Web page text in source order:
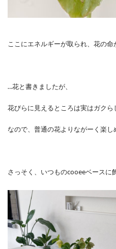
ここにエネルギーが取られ、花の命
…花と書きましたが、
花びらに見えるところは実はガクら
なので、普通の花よりながーく楽し
さっそく、いつものcooeeベースに